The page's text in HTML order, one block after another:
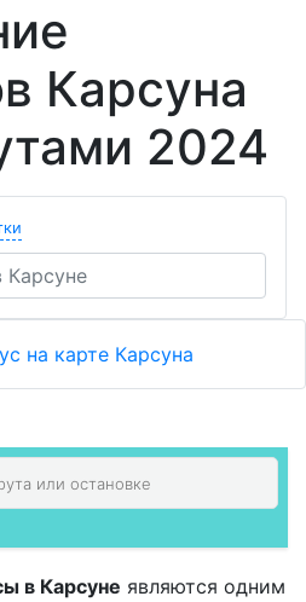
Карсуна
2024
на карте Карсуна
в Карсуне являются одним